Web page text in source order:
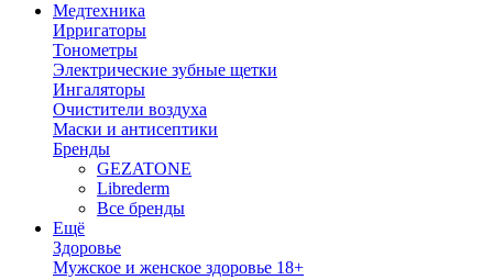
Медтехника
Ирригаторы
Тонометры
Электрические зубные щетки
Ингаляторы
Очистители воздуха
Маски и антисептики
Бренды
GEZATONE
Librederm
Все бренды
Ещё
Здоровье
Мужское и женское здоровье 18+